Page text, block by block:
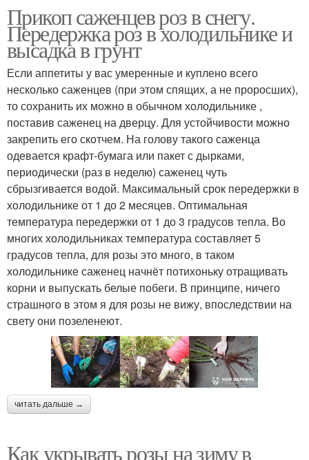
Прикоп саженцев роз в снегу.
Передержка роз в холодильнике и
высадка в грунт
Если аппетиты у вас умеренные и куплено всего
несколько саженцев (при этом спящих, а не проросших),
то сохранить их можно в обычном холодильнике ,
поставив саженец на дверцу. Для устойчивости можно
закрепить его скотчем. На голову такого саженца
одевается крафт-бумага или пакет с дырками,
периодически (раз в неделю) саженец чуть
сбрызгивается водой. Максимальный срок передержки в
холодильнике от 1 до 2 месяцев. Оптимальная
температура передержки от 1 до 3 градусов тепла. Во
многих холодильниках температура составляет 5
градусов тепла, для розы это много, в таком
холодильнике саженец начнёт потихоньку отращивать
корни и выпускать белые побеги. В принципе, ничего
страшного в этом я для розы не вижу, впоследствии на
свету они позеленеют.
читать дальше →
Как укрывать розы на зиму в